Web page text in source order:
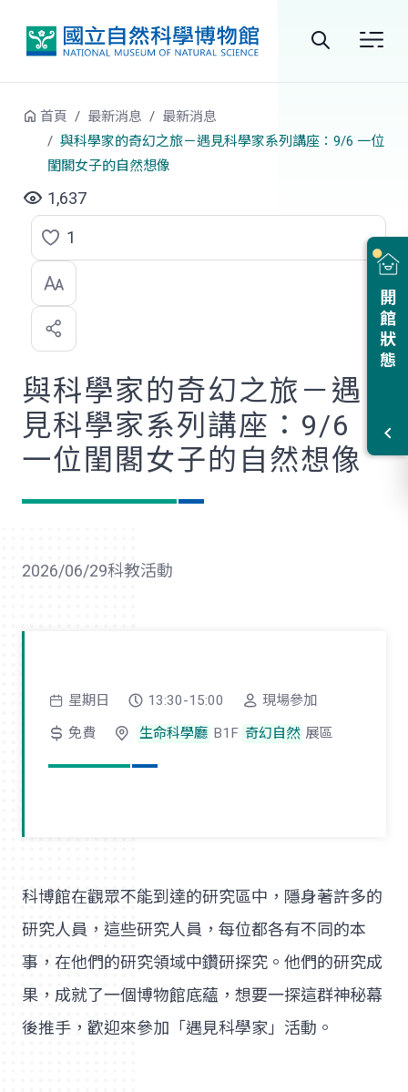
搜
開館狀態
首頁 最新消息
最新消息
與科學家的奇幻之旅－遇見科學家系列講座：9/6 一位
閨閣女子的自然想像
1,637
點
選
喜
歡
1
與科學家的奇幻之旅－遇
見科學家系列講座：9/6
一位閨閣女子的自然想像
2026/06/29科教活動
星期日 13:30-15:00
現場參加
免費
生命科學廳 B1F 奇幻自然 展區
科博館在觀眾不能到達的研究區中，隱身著許多的
研究人員，這些研究人員，每位都各有不同的本
事，在他們的研究領域中鑽研探究。他們的研究成
果，成就了一個博物館底蘊，想要一探這群神秘幕
後推手，歡迎來參加「遇見科學家」活動。